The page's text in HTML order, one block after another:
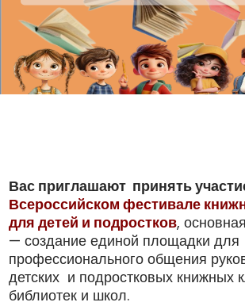
Вас приглашают принять
Всероссийском фестивале
для детей и подростков,
— создание единой площадки для
профессионального общения
детских и подростковых книжных
библиотек и школ.